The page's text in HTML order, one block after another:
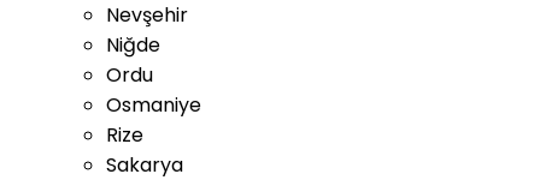
Nevşehir
Niğde
Ordu
Osmaniye
Rize
Sakarya